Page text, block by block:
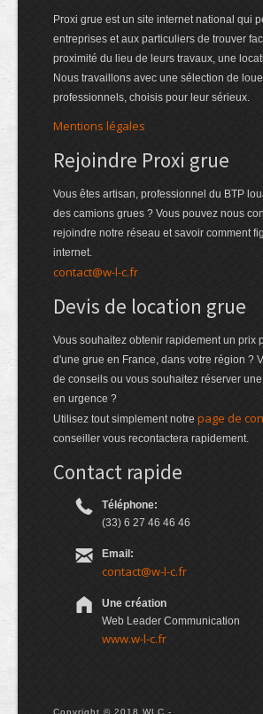
Proxi grue est un site internet national qui
entreprises et aux particuliers de trouver
proximité du lieu de leurs travaux, une
Nous travaillons avec une sélection de
professionnels, choisis pour leur sérieux.
Mentions légales
Rejoindre Proxi grue
Vous êtes artisan, professionnel du BTP
des camions grues ? Vous pouvez nous
rejoindre notre réseau et savoir comment
internet.
contact@w-l-c.fr
Devis de location grue
Vous souhaitez obtenir rapidement un prix
d'une grue en France, dans votre région ?
de conseils ou vous souhaitez réserver
en urgence ?
Utilisez tout simplement notre page de
conseiller vous recontactera rapidement.
Contact rapide
Téléphone:
(33) 6 27 46 46 46
Email:
contact@w-l-c.fr
Une création
Web Leader Communication
www.w-l-c.fr
Copyright © 2018 WLC -